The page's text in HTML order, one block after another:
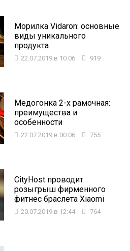
Морилка Vidaron: основные
виды уникального
продукта
22.07.2019 в 10:06 919
Медогонка 2-х рамочная:
преимущества и
особенности
22.07.2019 в 00:06 755
CityHost проводит
розыгрыш фирменного
фитнес браслета Xiaomi
20.07.2019 в 12:44 764